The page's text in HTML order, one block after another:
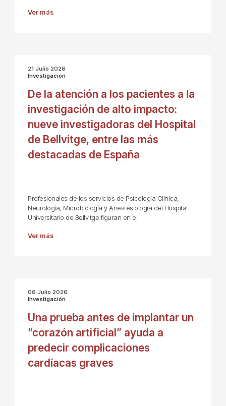
Ver más
21 Julio 2026
Investigación
De la atención a los pacientes a la
investigación de alto impacto:
nueve investigadoras del Hospital
de Bellvitge, entre las más
destacadas de España
Profesionales de los servicios de Psicología Clínica,
Neurología, Microbiología y Anestesiología del Hospital
Universitario de Bellvitge figuran en el
Ver más
06 Julio 2026
Investigación
Una prueba antes de implantar un
“corazón artificial” ayuda a
predecir complicaciones
cardíacas graves